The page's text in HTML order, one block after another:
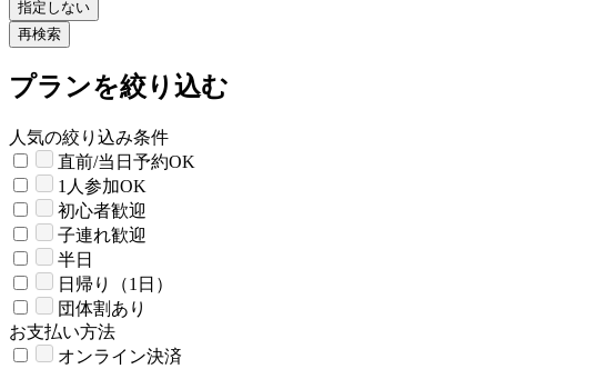
指定しない
再検索
プランを絞り込む
人気の絞り込み条件
直前/当日予約OK
1人参加OK
初心者歓迎
子連れ歓迎
半日
日帰り（1日）
団体割あり
お支払い方法
オンライン決済